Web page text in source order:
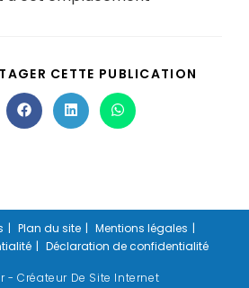
CETTE PUBLICATION
Plan du site
Mentions légales
Déclaration de confidentialité
- Créateur De Site Internet